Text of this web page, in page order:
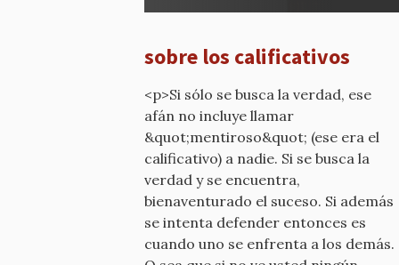
calificativo
dicho?
mcyp-
sobre los calificativos
<p>Si sólo se busca la verdad, ese
afán no incluye llamar
&quot;mentiroso&quot; (ese era el
calificativo) a nadie. Si se busca la
verdad y se encuentra,
bienaventurado el suceso. Si además
se intenta defender entonces es
cuando uno se enfrenta a los demás.